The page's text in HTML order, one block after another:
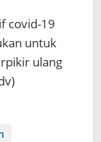
covid-19
untuk
ulang